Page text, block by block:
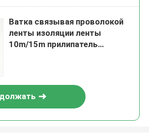
Ватка связывая проволокой
ленты изоляции ленты
10m/15m прилипатель